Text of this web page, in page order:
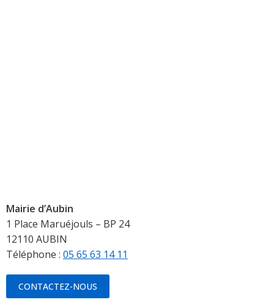
Mairie d’Aubin
1 Place Maruéjouls – BP 24
12110 AUBIN
Téléphone : 05 65 63 14 11
CONTACTEZ-NOUS